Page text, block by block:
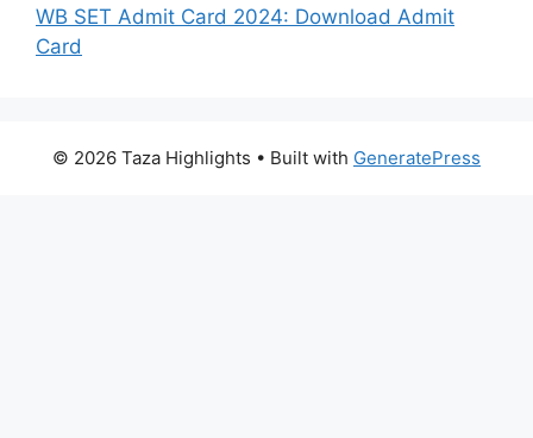
WB SET Admit Card 2024: Download Admit
Card
© 2026 Taza Highlights • Built with GeneratePress